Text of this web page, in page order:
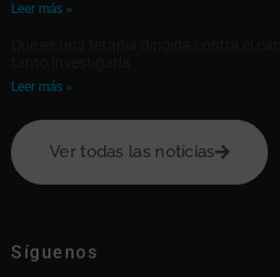
Leer más »
Leer más »
Ver todas las notícias
Síguenos